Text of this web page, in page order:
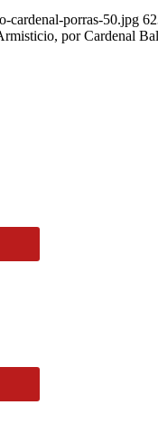
cardenal-porras-50.jpg
por Cardenal